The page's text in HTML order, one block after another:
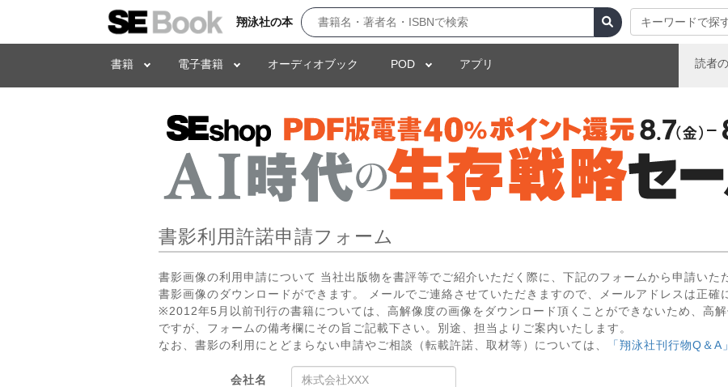
翔泳社の本 キーワードで探
書籍 電子書籍 オーディオブック POD アプリ 読者
書影利用許諾申請フォーム
書影画像の利用申請について 当社出版物を書評等でご紹介いただく際に、下記のフォームから申請いた
書影画像のダウンロードができます。 メールでご連絡させていただきますので、メールアドレスは正確
※2012年5月以前刊行の書籍については、高解像度の画像をダウンロード頂くことができないため、高
ですが、フォームの備考欄にその旨ご記載下さい。別途、担当よりご案内いたします。
なお、書影の利用にとどまらない申請やご相談（転載許諾、取材等）については、
「翔泳社刊行物Q＆A」
会社名